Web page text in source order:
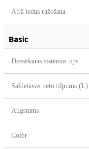
Ātrā ledus ražošana
Basic
Dzesēšanas sistēmas tips
Saldētavas neto tilpums (L)
Augstums
Color